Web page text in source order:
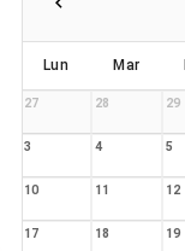
Lun Mar
27 28 29
3 4 5
10 11 12
17 18 19